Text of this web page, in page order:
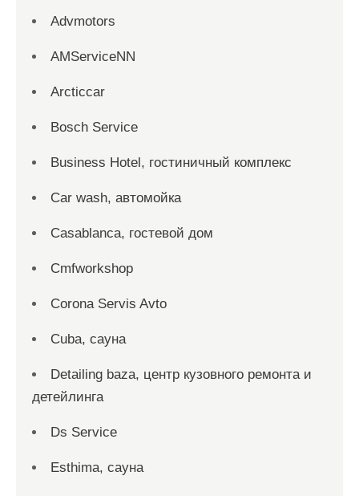
Advmotors
AMServiceNN
Arcticcar
Bosch Service
Business Hotel, гостиничный комплекс
Car wash, автомойка
Casablanca, гостевой дом
Cmfworkshop
Corona Servis Avto
Cuba, сауна
Detailing baza, центр кузовного ремонта и
детейлинга
Ds Service
Esthima, сауна